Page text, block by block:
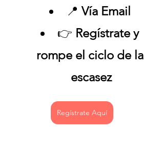
📍 Vía Email
👉 Regístrate y
rompe el ciclo de la
escasez
Regístrate Aquí